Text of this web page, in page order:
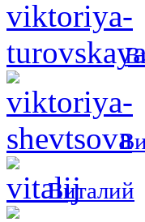
Виталий